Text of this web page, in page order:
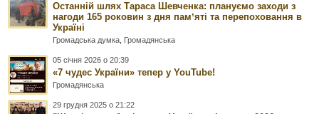
Останній шлях Тараса Шевченка: плануємо заходи з
нагоди 165 роковин з дня памʼяті та перепоховання в
Україні
Громадська думка Громадянська
05 січня 2026 о 20:39
«7 чудес України» тепер у YouTube!
Громадянська
29 грудня 2025 о 21:22